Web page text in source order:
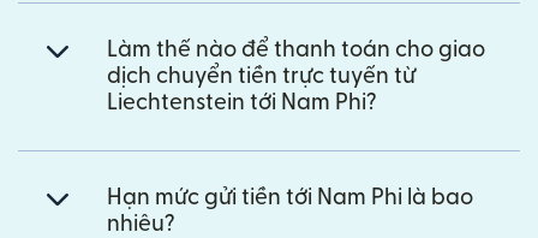
Làm thế nào để thanh toán cho giao
dịch chuyển tiền trực tuyến từ
Liechtenstein tới Nam Phi?
Hạn mức gửi tiền tới Nam Phi là bao
nhiêu?